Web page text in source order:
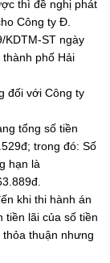
thì đề nghị phát
Công ty Đ.
KDTM-ST ngày
phố Hải
đối với Công ty
tổng số tiền
trong đó: Số
hạn là
khi thi hành án
tiền lãi của số tiền
thuận nhưng